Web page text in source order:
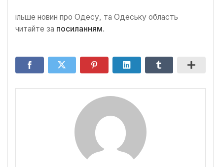
ільше новин про Одесу, та Одеську область
читайте за посиланням.